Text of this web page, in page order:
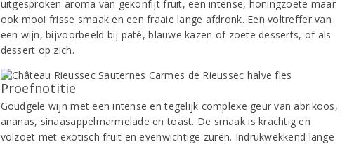
uitgesproken aroma van gekonfijt fruit, een intense, honingzoete maar
ook mooi frisse smaak en een fraaie lange afdronk. Een voltreffer van
een wijn, bijvoorbeeld bij paté, blauwe kazen of zoete desserts, of als
dessert op zich.
Proefnotitie
Goudgele wijn met een intense en tegelijk complexe geur van abrikoos,
ananas, sinaasappelmarmelade en toast. De smaak is krachtig en
volzoet met exotisch fruit en evenwichtige zuren. Indrukwekkend lange